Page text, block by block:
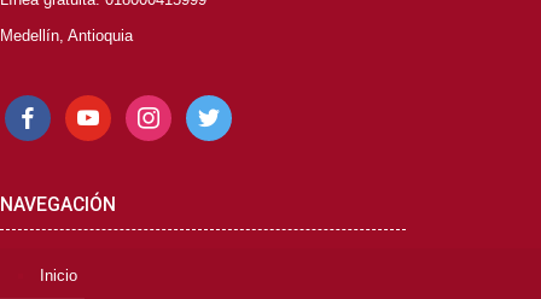
Medellín, Antioquia
facebookyoutube instagramtwitter
NAVEGACIÓN
Inicio